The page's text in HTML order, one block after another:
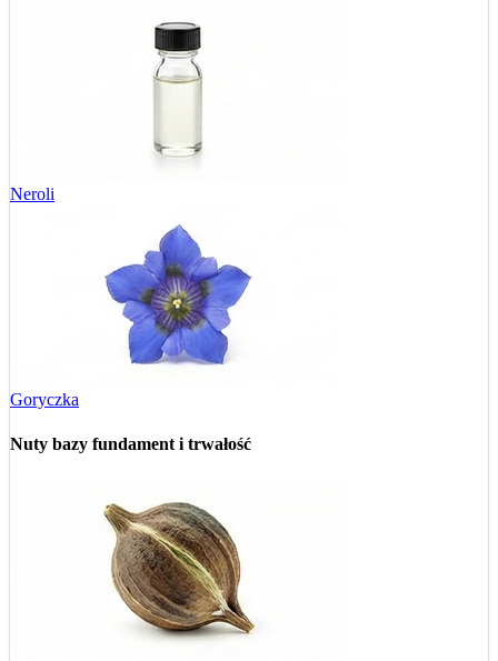
Neroli
Goryczka
Nuty bazy fundament i trwałość